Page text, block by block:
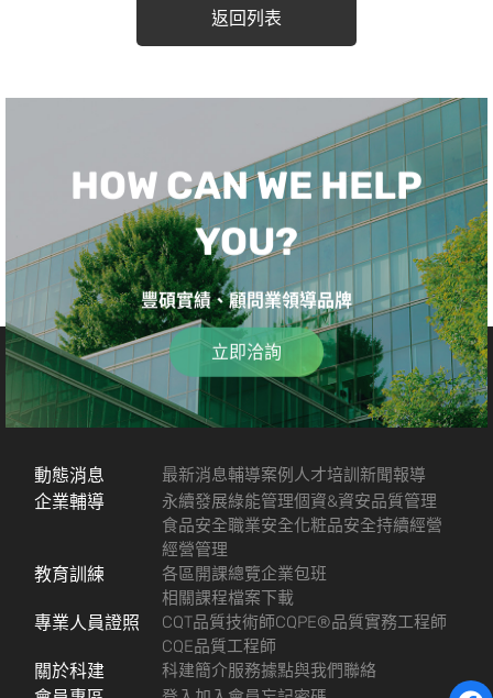
返回列表
HOW CAN WE HELP
YOU?
豐碩實績、顧問業領導品牌
立即洽詢
動態消息 最新消息輔導案例 人才培訓新聞報導
企業輔導 永續發展綠能管理個資&資安品質管理
食品安全職業安全化粧品安全持續經營
經營管理
教育訓練 各區開課總覽企業包班
相關課程檔案下載
專業人員證照 CQT品質技術師CQPE®品質實務工程師
CQE品質工程師
關於科建 科建簡介服務據點與我們聯絡